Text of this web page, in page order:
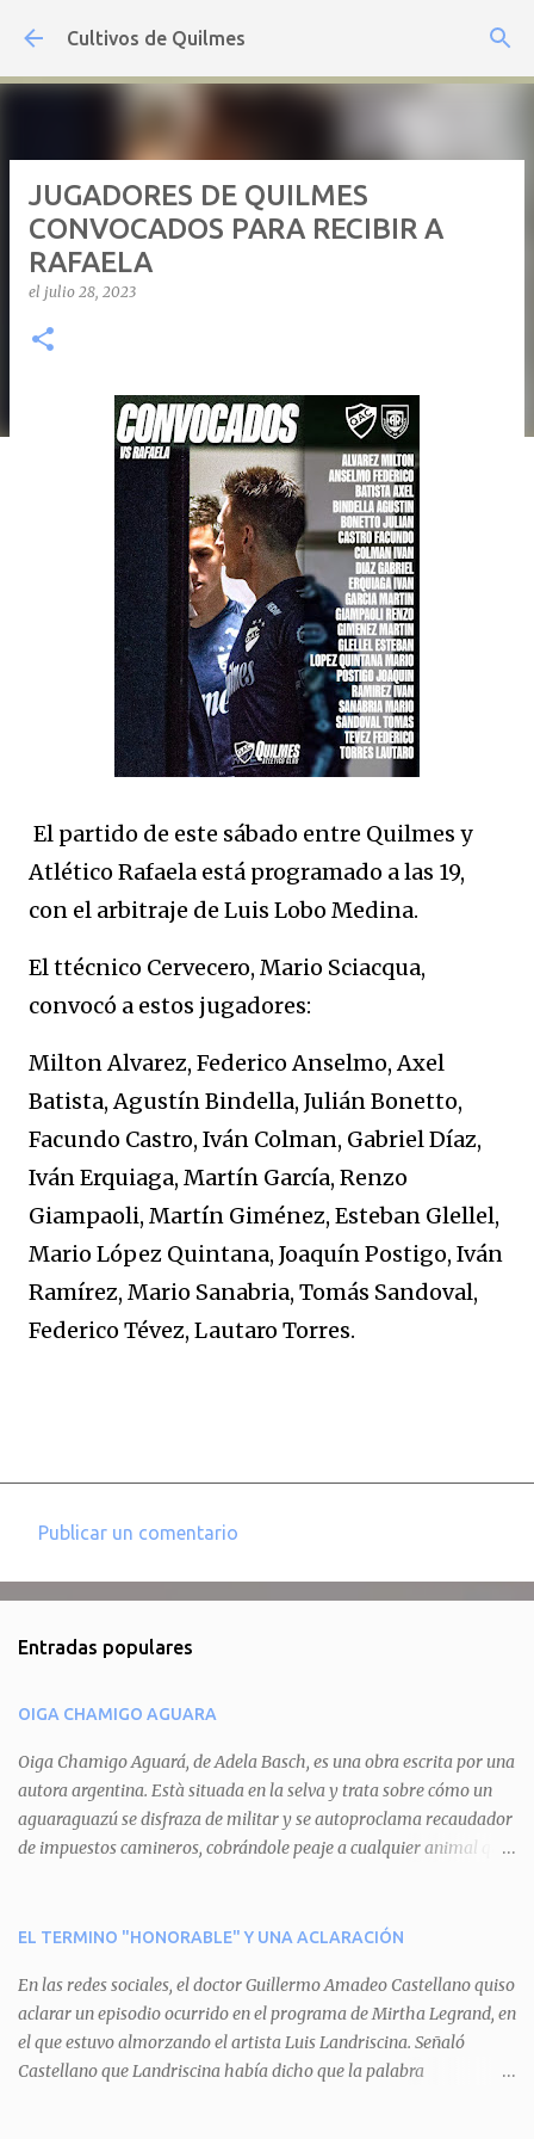
Ir al contenido principal
Cultivos de Quilmes
JUGADORES DE QUILMES
CONVOCADOS PARA RECIBIR A
RAFAELA
el julio 28, 2023
El partido de este sábado entre Quilmes y
Atlético Rafaela está programado a las 19,
con el arbitraje de Luis Lobo Medina.
El ttécnico Cervecero, Mario Sciacqua,
convocó a estos jugadores:
Milton Alvarez, Federico Anselmo, Axel
Batista, Agustín Bindella, Julián Bonetto,
Facundo Castro, Iván Colman, Gabriel Díaz,
Iván Erquiaga, Martín García, Renzo
Giampaoli, Martín Giménez, Esteban Glellel,
Mario López Quintana, Joaquín Postigo, Iván
Ramírez, Mario Sanabria, Tomás Sandoval,
Federico Tévez, Lautaro Torres.
e
t
a
r
i
o
Publicar un comentario
Entradas populares
OIGA CHAMIGO AGUARA
Oiga Chamigo Aguará, de Adela Basch, es una obra escrita por una
autora argentina. Està situada en la selva y trata sobre cómo un
aguaraguazú se disfraza de militar y se autoproclama recaudador
de impuestos camineros, cobrándole peaje a cualquier animal que
aguará le provoca. De igual manera pasa con Tatú, el armadillo.
del aguará y pasa sin pagar. Por último, Tui, la cotorra, deja
expuesta la mentira del aguará y arenga a los otros tres
personajes a unirse para enfrentarlo. Finalmente, terminan por
quitarle el disfraz de militar, y el aguará huye despavorido al verse
EL TERMINO "HONORABLE" Y UNA ACLARACIÓN
En las redes sociales, el doctor Guillermo Amadeo Castellano quiso
aclarar un episodio ocurrido en el programa de Mirtha Legrand, en
el que estuvo almorzando el artista Luis Landriscina. Señaló
Castellano que Landriscina había dicho que la palabra